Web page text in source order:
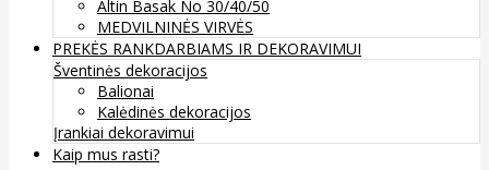
Altin Basak No 30/40/50
MEDVILNINĖS VIRVĖS
PREKĖS RANKDARBIAMS IR DEKORAVIMUI
Šventinės dekoracijos
Balionai
Kalėdinės dekoracijos
Įrankiai dekoravimui
Kaip mus rasti?